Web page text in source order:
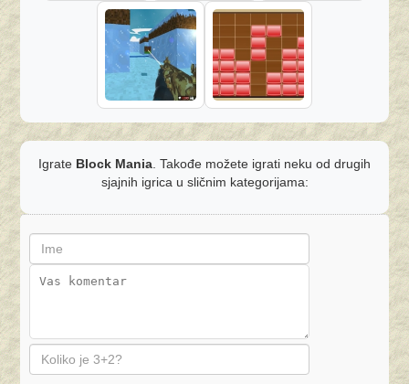
Igrate Block Mania . Takođe možete igrati neku od drugih
sjajnih igrica u sličnim kategorijama: